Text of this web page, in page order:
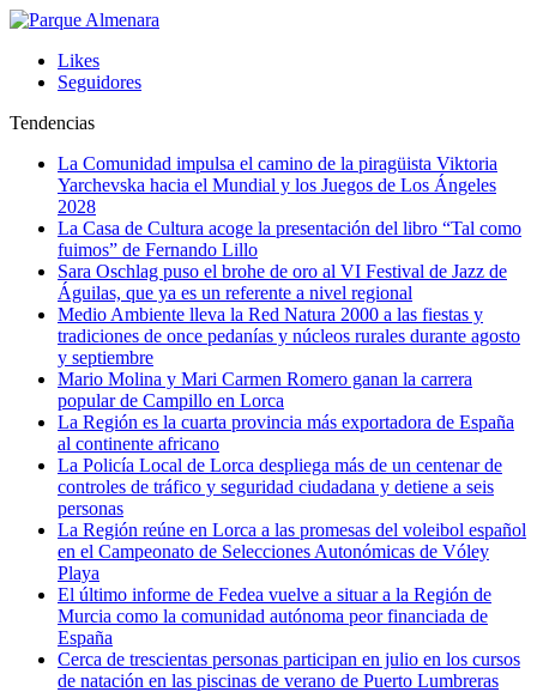
Likes
Seguidores
Tendencias
La Comunidad impulsa el camino de la piragüista Viktoria
Yarchevska hacia el Mundial y los Juegos de Los Ángeles
2028
La Casa de Cultura acoge la presentación del libro “Tal como
fuimos” de Fernando Lillo
Sara Oschlag puso el brohe de oro al VI Festival de Jazz de
Águilas, que ya es un referente a nivel regional
Medio Ambiente lleva la Red Natura 2000 a las fiestas y
tradiciones de once pedanías y núcleos rurales durante agosto
y septiembre
Mario Molina y Mari Carmen Romero ganan la carrera
popular de Campillo en Lorca
La Región es la cuarta provincia más exportadora de España
al continente africano
La Policía Local de Lorca despliega más de un centenar de
controles de tráfico y seguridad ciudadana y detiene a seis
personas
La Región reúne en Lorca a las promesas del voleibol español
en el Campeonato de Selecciones Autonómicas de Vóley
Playa
El último informe de Fedea vuelve a situar a la Región de
Murcia como la comunidad autónoma peor financiada de
España
Cerca de trescientas personas participan en julio en los cursos
de natación en las piscinas de verano de Puerto Lumbreras